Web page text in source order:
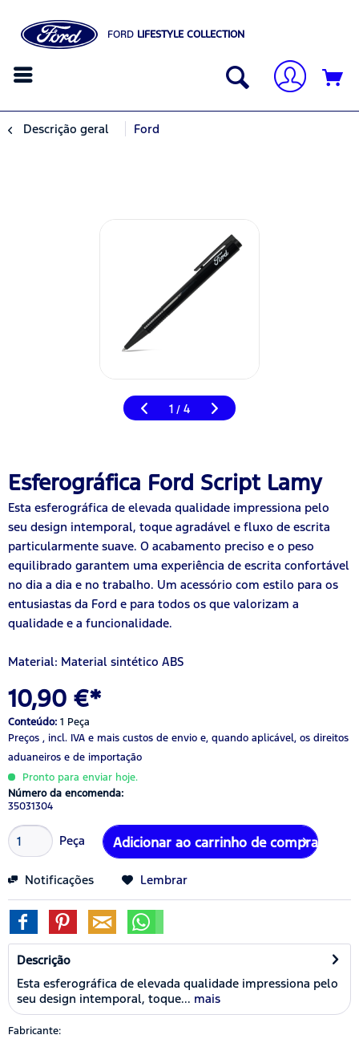
FORD LIFESTYLE COLLECTION
Descrição geral Ford
1 / 4
Esferográfica Ford Script Lamy
Esta esferográfica de elevada qualidade impressiona pelo
seu design intemporal, toque agradável e fluxo de escrita
particularmente suave. O acabamento preciso e o peso
equilibrado garantem uma experiência de escrita confortável
no dia a dia e no trabalho. Um acessório com estilo para os
entusiastas da Ford e para todos os que valorizam a
qualidade e a funcionalidade.
Material: Material sintético ABS
10,90 €*
Conteúdo: 1 Peça
Preços , incl. IVA e mais custos de envio e, quando aplicável, os direitos
aduaneiros e de importação
Pronto para enviar hoje.
Número da encomenda:
35031304
Peça Adicionar ao carrinho de compras
Notificações Lembrar
Descrição
Esta esferográfica de elevada qualidade impressiona pelo
seu design intemporal, toque... mais
Fabricante: